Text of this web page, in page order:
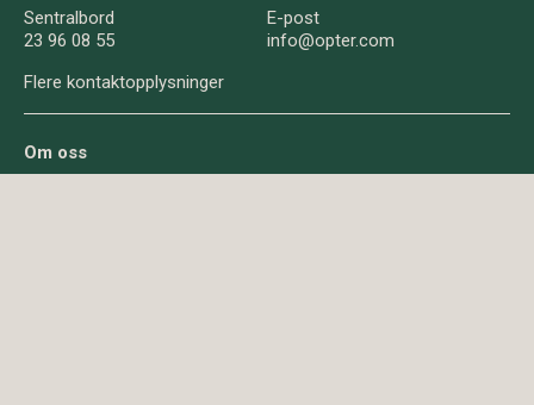
Sentralbord
23 96 08 55
E-post
info@opter.com
Flere kontaktopplysninger
Om oss